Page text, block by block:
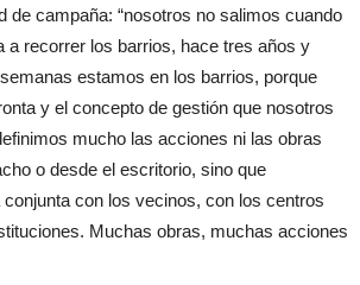
de campaña: “nosotros no salimos cuando
a recorrer los barrios, hace tres años y
estamos en los barrios, porque
y el concepto de gestión que nosotros
mucho las acciones ni las obras
o desde el escritorio, sino que
con los vecinos, con los centros
Muchas obras, muchas acciones